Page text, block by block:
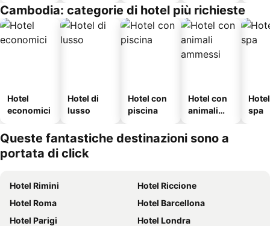
Cambodia: categorie di hotel più richieste
Hotel
economici
Hotel di
lusso
Hotel con
piscina
Hotel con
animali
spa
Queste fantastiche destinazioni sono a
portata di click
Hotel Rimini
Hotel Riccione
Hotel Roma
Hotel Barcellona
Hotel Parigi
Hotel Londra